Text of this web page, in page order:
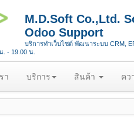
M.D.Soft Co.,Ltd.
Odoo Support
บริการทำเว็บไซต์ พัฒนาระบบ CRM,
- 19.00 น.
า บริการ สินค้า คว